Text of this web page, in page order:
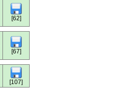
[62]
[67]
[107]